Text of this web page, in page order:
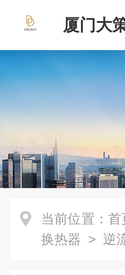
厦门大
当前位置： 首
换热器 > 逆